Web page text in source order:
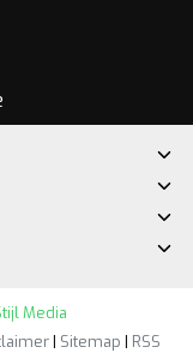
Media
| Sitemap | RSS